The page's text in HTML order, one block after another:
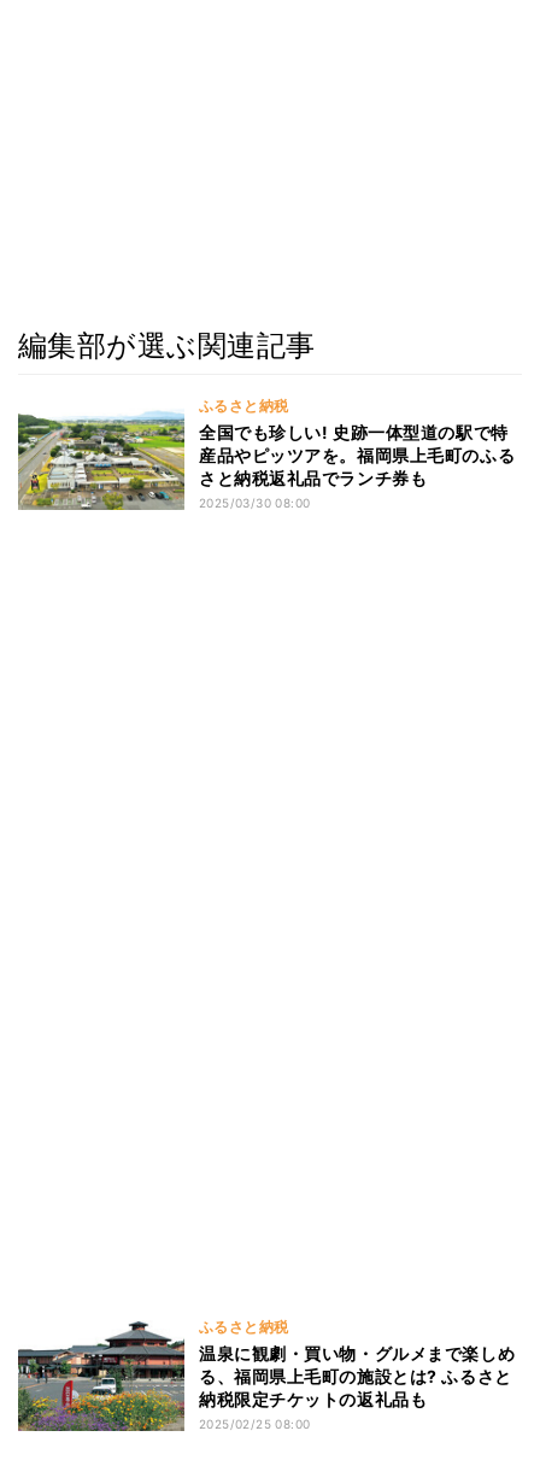
編集部が選ぶ関連記事
ふるさと納税
全国でも珍しい! 史跡一体型道の駅で特
産品やピッツアを。福岡県上毛町のふる
さと納税返礼品でランチ券も
2025/03/30 08:00
ふるさと納税
温泉に観劇・買い物・グルメまで楽しめ
る、福岡県上毛町の施設とは? ふるさと
納税限定チケットの返礼品も
2025/02/25 08:00